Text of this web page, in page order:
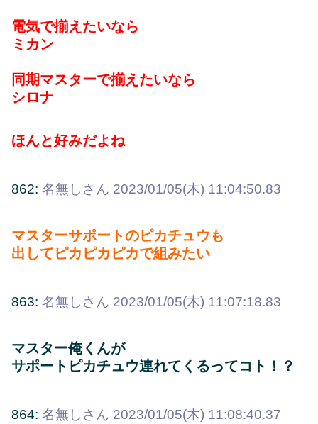
電気で揃えたいなら
ミカン
同期マスターで揃えたいなら
シロナ
ほんと好みだよね
862: 名無しさん 2023/01/05(木) 11:04:50.83
マスターサポートのピカチュウも
出してピカピカピカで組みたい
863: 名無しさん 2023/01/05(木) 11:07:18.83
マスター俺くんが
サポートピカチュウ連れてくるってコト！？
864: 名無しさん 2023/01/05(木) 11:08:40.37